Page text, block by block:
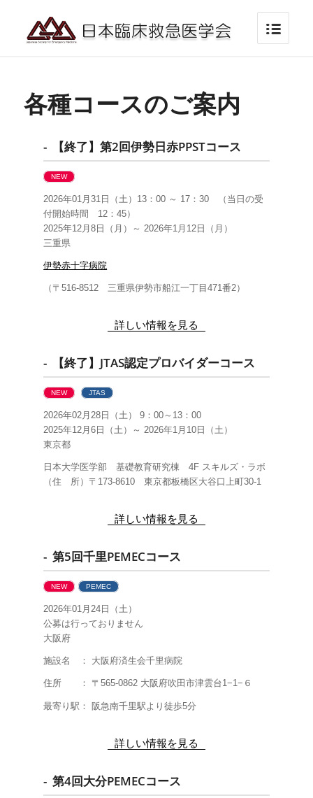
各種コースのご案内
- 【終了】第2回伊勢日赤PPSTコース
NEW
2026年01月31日（土）13：00 ～ 17：30 （当日の受
付開始時間 12：45）
2025年12月8日（月）～ 2026年1月12日（月）
三重県
伊勢赤十字病院
（〒516-8512 三重県伊勢市船江一丁目471番2）
詳しい情報を見る
- 【終了】JTAS認定プロバイダーコース
NEW JTAS
2026年02月28日（土） 9：00～13：00
2025年12月6日（土）～ 2026年1月10日（土）
東京都
日本大学医学部 基礎教育研究棟 4F スキルズ・ラボ
（住 所）〒173-8610 東京都板橋区大谷口上町30-1
詳しい情報を見る
- 第5回千里PEMECコース
NEW PEMEC
2026年01月24日（土）
公募は行っておりません
大阪府
施設名 ： 大阪府済生会千里病院
住所 ： 〒565-0862 大阪府吹田市津雲台1−1−６
最寄り駅： 阪急南千里駅より徒歩5分
詳しい情報を見る
- 第4回大分PEMECコース